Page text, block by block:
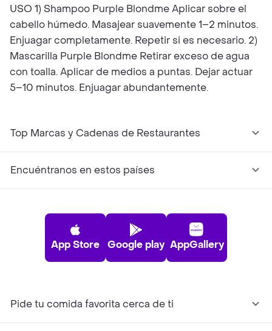
USO 1) Shampoo Purple Blondme Aplicar sobre el
cabello húmedo. Masajear suavemente 1–2 minutos.
Enjuagar completamente. Repetir si es necesario. 2)
Mascarilla Purple Blondme Retirar exceso de agua
con toalla. Aplicar de medios a puntas. Dejar actuar
5–10 minutos. Enjuagar abundantemente.
Top Marcas y Cadenas de Restaurantes
Encuéntranos en estos países
App Store Google play AppGallery
Pide tu comida favorita cerca de ti